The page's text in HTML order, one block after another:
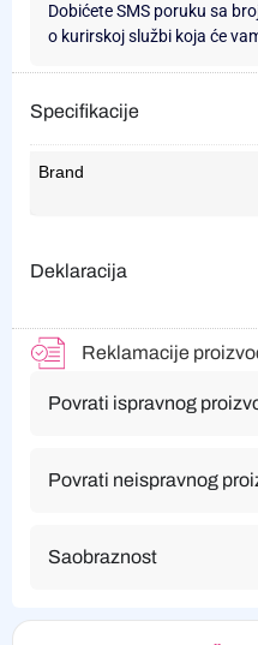
Dobićete SMS poruku sa
o kurirskoj službi koja će
Specifikacije
Brand
Deklaracija
Reklamacije
Povrati ispravnog
Povrati neispravnog
Saobraznost